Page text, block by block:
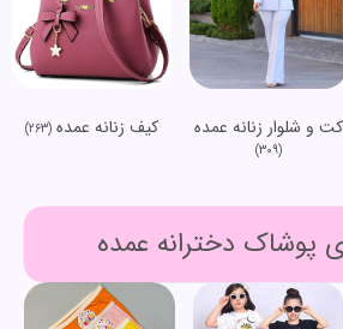
کت و شلوار زنانه عمده
(309)
کیف زنانه عمده(263)
پوشاک دخترانه عمده